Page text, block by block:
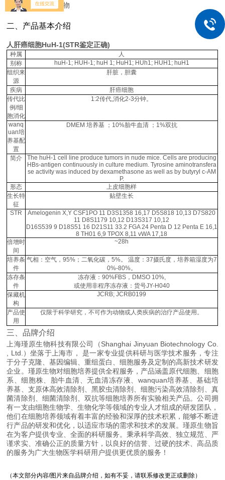
产品品牌：瑾原生物
二、产品基本介绍
人肝癌细胞HuH-1(STR鉴定正确)
种属
人
别称
huH-1; HUH-1; huH 1; HuH1; HUh1; HUH1; huH1
组织来
源
肝脏，胆囊
疾病
肝癌细胞
传代比
例/细
胞消化
1:2传代,消化2-3分钟。
wanq
uan培
养基配
置
DMEM 培养基 ；10%胎牛血清 ；1%双抗
简介
The huH-1 cell line produce tumors in nude mice. Cells are producing
HBs-antigen continuously in culture medium. Tyrosine aminotransfera
se activity was induced by dexamethasone as well as by butyryl c-AM
P.
形态
上皮细胞样
生长特
征
贴壁生长
STR
Amelogenin X,Y CSF1PO 11 D3S1358 16,17 D5S818 10,13 D7S820
11 D8S1179 10,12 D13S317 10,12
D16S539 9 D18S51 16 D21S11 33.2 FGA 24 Penta D 12 Penta E 16,1
8 TH01 6,9 TPOX 8,11 vWA 17,18
倍增时
间
~28h
培养条
件
气相：空气，95%；二氧化碳，5%。 温度：37摄氏度，培养箱湿度为7
0%-80%。
冻存条
件
冻存液：90%FBS，DMSO 10%,
或使用非程序冻存液：货号JY-H040
保藏机
构
JCRB; JCRB0199
产品使
用
仅限于科学研究，不可作为动物或人类疾病的治疗产品使用。
三、品牌介绍
上海瑾原生物科技有限公司（Shanghai Jinyuan Biotechnology Co.
, Ltd.）坐落于上海市， 是一家专业提供科研与医学技术服务，专注
于分子克隆、基因编辑、重组蛋白、细胞服务及定制的高新技术研发
企业。瑾原生物对细胞培养提供全程服务，产品涵盖原代细胞、细胞
系、细胞株、胎牛血清、无血清冻存液、wanquan培养基、基础培
养基、支原体高效清除剂、黑胶虫清除剂、细胞污染高效清除剂、真
菌清除剂、细菌清除剂、双抗等细胞培养所有实验相关产品。公司拥
有一支由细胞生物学、生物化学等领域的专业人才组成的研发团队，
他们在细胞培养领域有着丰富的经验和深厚的技术积累，能够不断进
行产品的研发和优化，以适应市场的需求和技术的发展。瑾原生物旨
在为客户提供专业、全面的科研服务。秉承科学高效、独立规范、严
谨求实、准确公正的质量方针，以良好的信誉、过硬的技术、高品质
的服务为广大生物医学科研用户提供更优质的服务！
（本文部分内容/图片来自品牌介绍，如有不妥，请联系修改更正或删除）